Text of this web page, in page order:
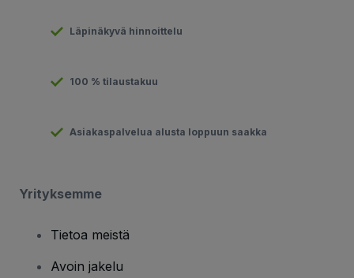
Läpinäkyvä hinnoittelu
100 % tilaustakuu
Asiakaspalvelua alusta loppuun saakka
Yrityksemme
Tietoa meistä
Avoin jakelu